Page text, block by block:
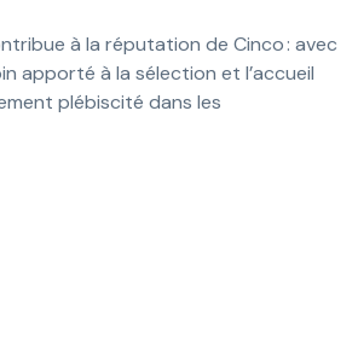
à la réputation de Cinco : avec
apporté à la sélection et l’accueil
plébiscité dans les